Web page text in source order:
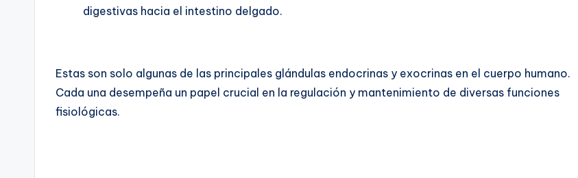
digestivas hacia el intestino delgado.
Estas son solo algunas de las principales glándulas endocrinas y exocrinas en el cuerpo humano.
Cada una desempeña un papel crucial en la regulación y mantenimiento de diversas funciones
fisiológicas.